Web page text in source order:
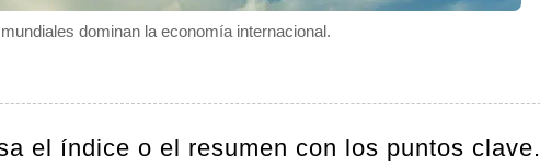
dominan la economía internacional.
el índice o el resumen con los puntos clave.